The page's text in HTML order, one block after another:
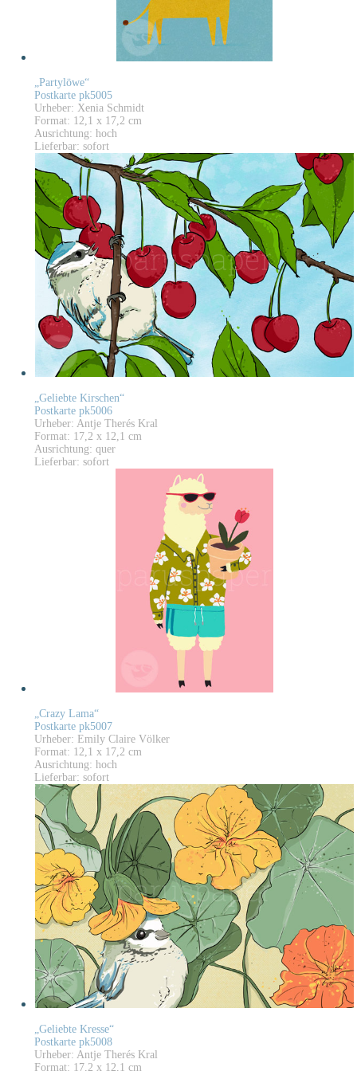
„Partylöwe“
Postkarte pk5005
Urheber: Xenia Schmidt
Format: 12,1 x 17,2 cm
Ausrichtung: hoch
Lieferbar: sofort
„Geliebte Kirschen“
Postkarte pk5006
Urheber: Antje Therés Kral
Format: 17,2 x 12,1 cm
Ausrichtung: quer
Lieferbar: sofort
„Crazy Lama“
Postkarte pk5007
Urheber: Emily Claire Völker
Format: 12,1 x 17,2 cm
Ausrichtung: hoch
Lieferbar: sofort
„Geliebte Kresse“
Postkarte pk5008
Urheber: Antje Therés Kral
Format: 17,2 x 12,1 cm